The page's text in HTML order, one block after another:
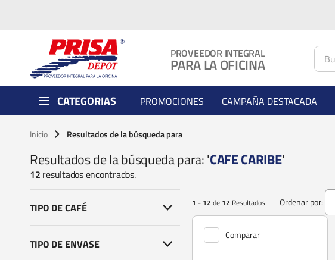
PROVEEDOR INTEGRAL
PARA LA OFICINA
CATEGORIAS PROMOCIONES CAMPAÑA DESTACADA
Inicio Resultados de la búsqueda para
Resultados de la búsqueda para: 'CAFE CARIBE'
12 resultados encontrados.
TIPO DE CAFÉ
TIPO DE ENVASE
1 - 12 de 12 Resultados Ordenar por:
Comparar